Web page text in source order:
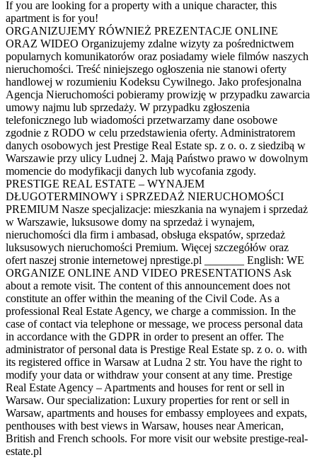
If you are looking for a property with a unique character, this
apartment is for you!
ORGANIZUJEMY RÓWNIEŻ PREZENTACJE ONLINE
ORAZ WIDEO Organizujemy zdalne wizyty za pośrednictwem
popularnych komunikatorów oraz posiadamy wiele filmów naszych
nieruchomości. Treść niniejszego ogłoszenia nie stanowi oferty
handlowej w rozumieniu Kodeksu Cywilnego. Jako profesjonalna
Agencja Nieruchomości pobieramy prowizję w przypadku zawarcia
umowy najmu lub sprzedaży. W przypadku zgłoszenia
telefonicznego lub wiadomości przetwarzamy dane osobowe
zgodnie z RODO w celu przedstawienia oferty. Administratorem
danych osobowych jest Prestige Real Estate sp. z o. o. z siedzibą w
Warszawie przy ulicy Ludnej 2. Mają Państwo prawo w dowolnym
momencie do modyfikacji danych lub wycofania zgody.
PRESTIGE REAL ESTATE – WYNAJEM
DŁUGOTERMINOWY i SPRZEDAŻ NIERUCHOMOŚCI
PREMIUM Nasze specjalizacje: mieszkania na wynajem i sprzedaż
w Warszawie, luksusowe domy na sprzedaż i wynajem,
nieruchomości dla firm i ambasad, obsługa ekspatów, sprzedaż
luksusowych nieruchomości Premium. Więcej szczegółów oraz
ofert naszej stronie internetowej nprestige.pl _______ English: WE
ORGANIZE ONLINE AND VIDEO PRESENTATIONS Ask
about a remote visit. The content of this announcement does not
constitute an offer within the meaning of the Civil Code. As a
professional Real Estate Agency, we charge a commission. In the
case of contact via telephone or message, we process personal data
in accordance with the GDPR in order to present an offer. The
administrator of personal data is Prestige Real Estate sp. z o. o. with
its registered office in Warsaw at Ludna 2 str. You have the right to
modify your data or withdraw your consent at any time. Prestige
Real Estate Agency – Apartments and houses for rent or sell in
Warsaw. Our specialization: Luxury properties for rent or sell in
Warsaw, apartments and houses for embassy employees and expats,
penthouses with best views in Warsaw, houses near American,
British and French schools. For more visit our website prestige-real-
estate.pl